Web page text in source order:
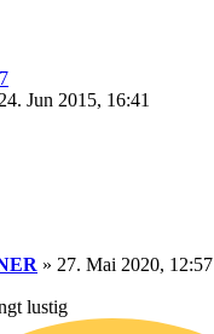
24. Jun 2015, 16:41
» 27. Mai 2020, 12:57
lustig